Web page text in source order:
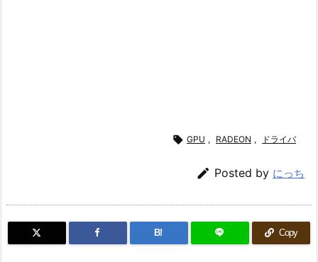
 GPU , RADEON , ドライバ
 Posted by にっち
B! Copy